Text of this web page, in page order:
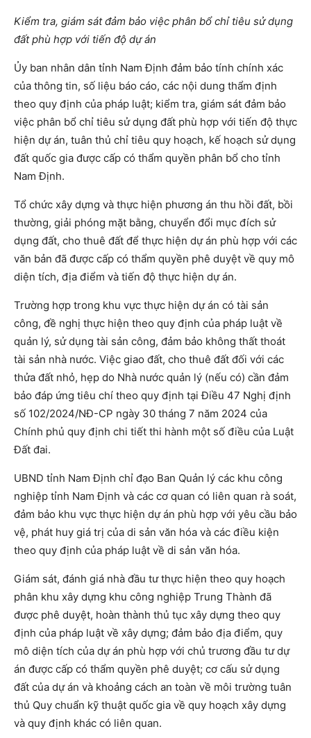
Kiểm tra, giám sát đảm bảo việc phân bổ chỉ tiêu sử dụng
đất phù hợp với tiến độ dự án
Ủy ban nhân dân tỉnh Nam Định đảm bảo tính chính xác
của thông tin, số liệu báo cáo, các nội dung thẩm định
theo quy định của pháp luật; kiểm tra, giám sát đảm bảo
việc phân bổ chỉ tiêu sử dụng đất phù hợp với tiến độ thực
hiện dự án, tuân thủ chỉ tiêu quy hoạch, kế hoạch sử dụng
đất quốc gia được cấp có thẩm quyền phân bổ cho tỉnh
Nam Định.
Tổ chức xây dựng và thực hiện phương án thu hồi đất, bồi
thường, giải phóng mặt bằng, chuyển đổi mục đích sử
dụng đất, cho thuê đất để thực hiện dự án phù hợp với các
văn bản đã được cấp có thẩm quyền phê duyệt về quy mô
diện tích, địa điểm và tiến độ thực hiện dự án.
Trường hợp trong khu vực thực hiện dự án có tài sản
công, đề nghị thực hiện theo quy định của pháp luật về
quản lý, sử dụng tài sản công, đảm bảo không thất thoát
tài sản nhà nước. Việc giao đất, cho thuê đất đối với các
thửa đất nhỏ, hẹp do Nhà nước quản lý (nếu có) cần đảm
bảo đáp ứng tiêu chí theo quy định tại Điều 47 Nghị định
số 102/2024/NĐ-CP ngày 30 tháng 7 năm 2024 của
Chính phủ quy định chi tiết thi hành một số điều của Luật
Đất đai.
UBND tỉnh Nam Định chỉ đạo Ban Quản lý các khu công
nghiệp tỉnh Nam Định và các cơ quan có liên quan rà soát,
đảm bảo khu vực thực hiện dự án phù hợp với yêu cầu bảo
vệ, phát huy giá trị của di sản văn hóa và các điều kiện
theo quy định của pháp luật về di sản văn hóa.
Giám sát, đánh giá nhà đầu tư thực hiện theo quy hoạch
phân khu xây dựng khu công nghiệp Trung Thành đã
được phê duyệt, hoàn thành thủ tục xây dựng theo quy
định của pháp luật về xây dựng; đảm bảo địa điểm, quy
mô diện tích của dự án phù hợp với chủ trương đầu tư dự
án được cấp có thẩm quyền phê duyệt; cơ cấu sử dụng
đất của dự án và khoảng cách an toàn về môi trường tuân
thủ Quy chuẩn kỹ thuật quốc gia về quy hoạch xây dựng
và quy định khác có liên quan.